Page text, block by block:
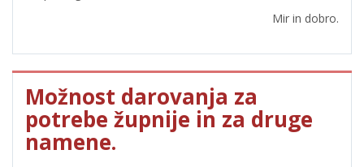
Mir in dobro.
Možnost darovanja za
potrebe župnije in za druge
namene.